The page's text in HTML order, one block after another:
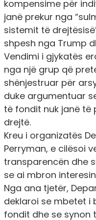
kompensime për
janë prekur nga
sistemit të
shpesh nga Trump
Vendimi i gjykatës
nga një grup që
shënjestruar për
duke argumentuar
të fondit nuk janë të
drejtë.
Kreu i organizatës
Perryman, e cilësoi
transparencën dhe
se ai mbron
Nga ana tjetër,
deklaroi se mbetet i
fondit dhe se synon